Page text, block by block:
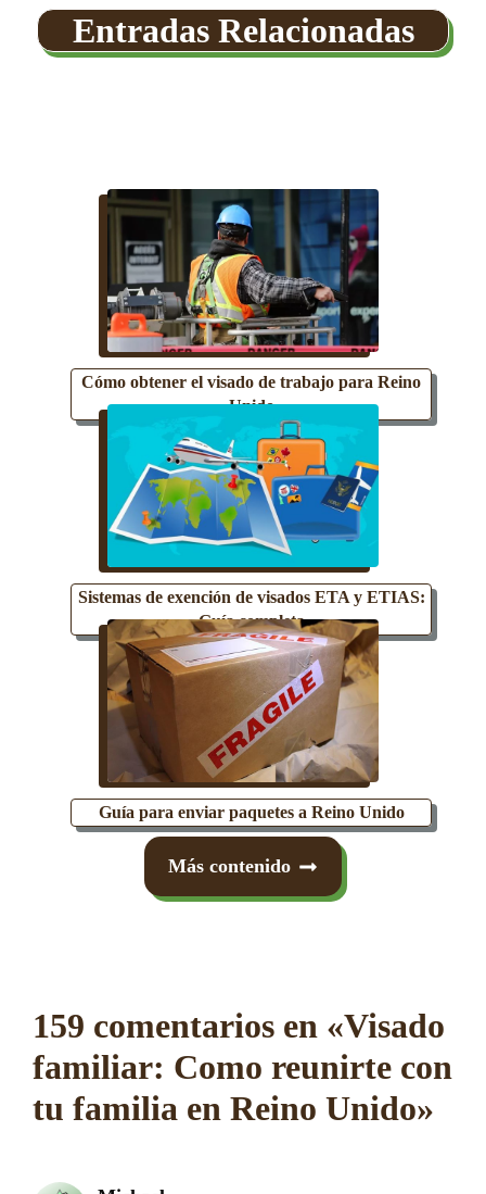
Entradas Relacionadas
Cómo obtener el visado de trabajo para Reino
Unido
Sistemas de exención de visados ETA y ETIAS:
Guía completa
Guía para enviar paquetes a Reino Unido
Más contenido
159 comentarios en «Visado
familiar: Como reunirte con
tu familia en Reino Unido»